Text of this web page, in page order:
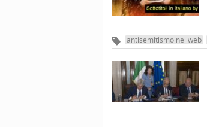
antisemitismo nel web